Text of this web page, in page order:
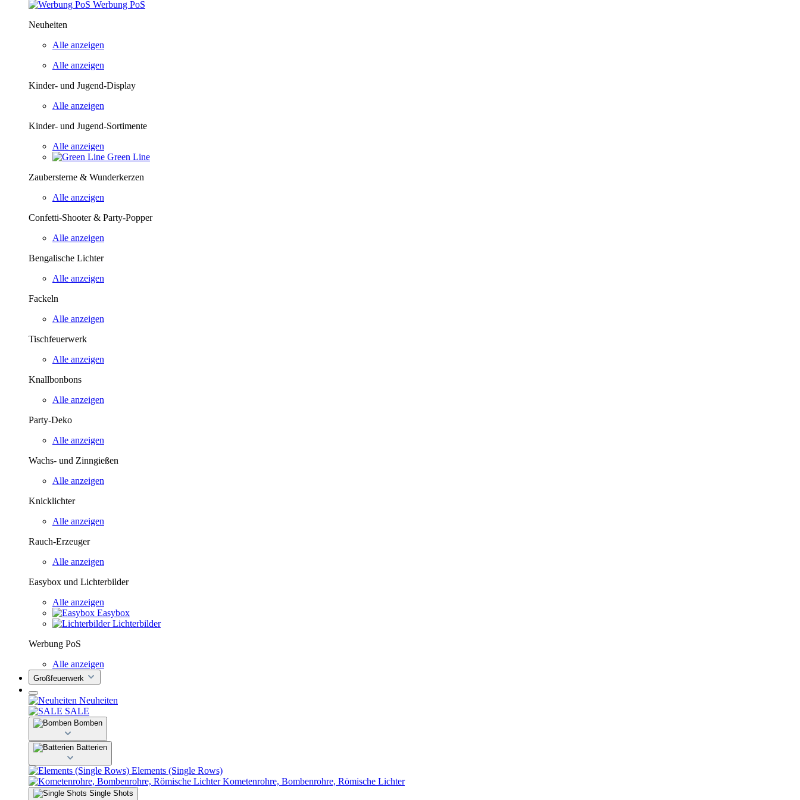
Werbung PoS
Neuheiten
Alle anzeigen
Alle anzeigen
Kinder- und Jugend-Display
Alle anzeigen
Kinder- und Jugend-Sortimente
Alle anzeigen
Green Line
Zaubersterne & Wunderkerzen
Alle anzeigen
Confetti-Shooter & Party-Popper
Alle anzeigen
Bengalische Lichter
Alle anzeigen
Fackeln
Alle anzeigen
Tischfeuerwerk
Alle anzeigen
Knallbonbons
Alle anzeigen
Party-Deko
Alle anzeigen
Wachs- und Zinngießen
Alle anzeigen
Knicklichter
Alle anzeigen
Rauch-Erzeuger
Alle anzeigen
Easybox und Lichterbilder
Alle anzeigen
Easybox
Lichterbilder
Werbung PoS
Alle anzeigen
Großfeuerwerk
Neuheiten
SALE
Bomben
Batterien
Elements (Single Rows)
Kometenrohre, Bombenrohre, Römische Lichter
Single Shots